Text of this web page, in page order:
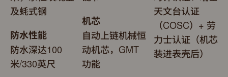
及蚝式钢
防水性能
防水深达100
米/330英尺
机芯
自动上链机械恒
动机芯，GMT
功能
天文台认证
（COSC）+ 劳
力士认证（机芯
装进表壳后）